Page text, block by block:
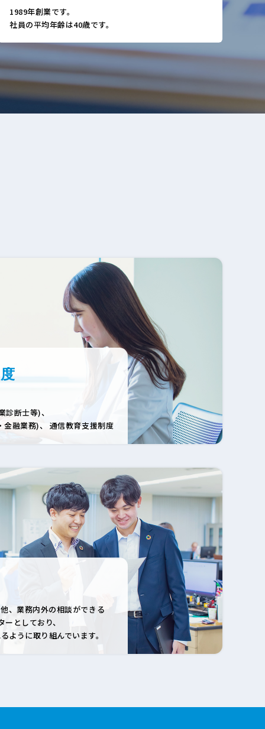
1989年創業です。
社員の平均年齢は40歳です。
断士等)、
融業務)、 通信教育支援制度
、業務内外の相談ができる
ー としており、
ように取り組んでいます。